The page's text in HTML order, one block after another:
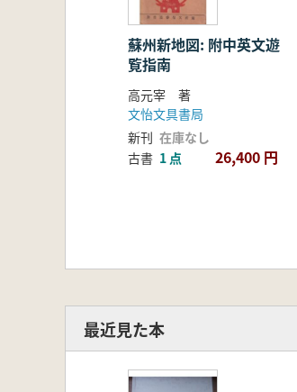
蘇州新地図: 附中英文遊
覧指南
高元宰 著
文怡文具書局
新刊 在庫なし
古書 1 点 26,400 円
最近見た本